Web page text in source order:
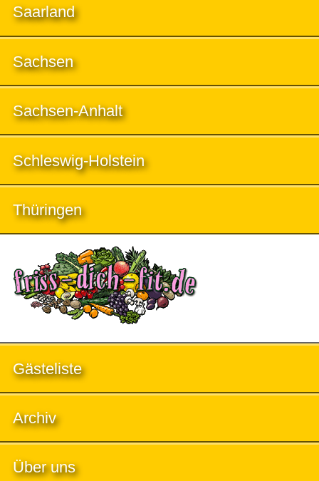
Saarland
Sachsen
Sachsen-Anhalt
Schleswig-Holstein
Thüringen
Gästeliste
Archiv
Über uns